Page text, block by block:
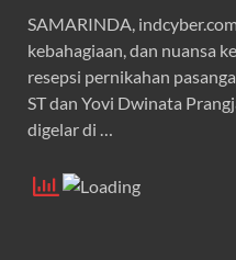
SAMARINDA,
kebahagiaan, dan nuansa
resepsi pernikahan
ST dan Yovi Dwinata
digelar di …